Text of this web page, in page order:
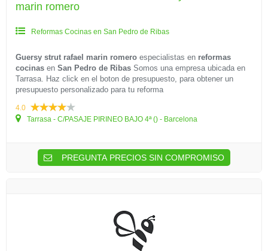
marin romero
Reformas Cocinas en San Pedro de Ribas
Guersy strut rafael marin romero especialistas en reformas
cocinas en San Pedro de Ribas Somos una empresa ubicada en
Tarrasa. Haz click en el boton de presupuesto, para obtener un
presupuesto personalizado para tu reforma
4.0
Tarrasa - C/PASAJE PIRINEO BAJO 4ª () - Barcelona
PREGUNTA PRECIOS SIN COMPROMISO